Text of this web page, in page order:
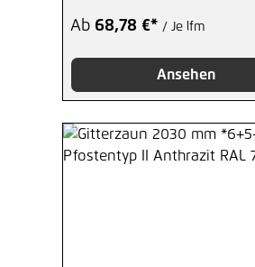
Ab 68,78 €* / Je lfm
Ansehen